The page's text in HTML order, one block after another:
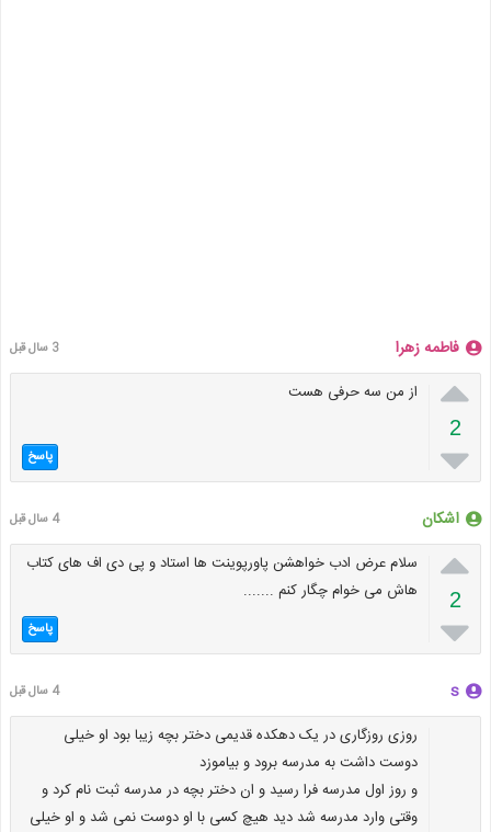
فاطمه زهرا 3 سال قبل

2

از من سه حرفی هست
پاسخ
اشکان 4 سال قبل

2

سلام عرض ادب خواهشن پاورپوینت ها استاد و پی دی اف های کتاب
هاش می خوام چگار کنم ‌.......
پاسخ
s 4 سال قبل
روزی روزگاری در یک دهکده قدیمی دختر بچه زیبا بود او خیلی
دوست داشت به مدرسه برود و بیاموزد
و روز اول مدرسه فرا رسید و ان دختر بچه در مدرسه ثبت نام کرد و
وقتی وارد مدرسه شد دید هیچ کسی با او دوست نمی شد و او خیلی